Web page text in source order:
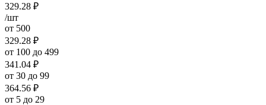
329.28 ₽
/шт
от 500
329.28 ₽
от 100 до 499
341.04 ₽
от 30 до 99
364.56 ₽
от 5 до 29